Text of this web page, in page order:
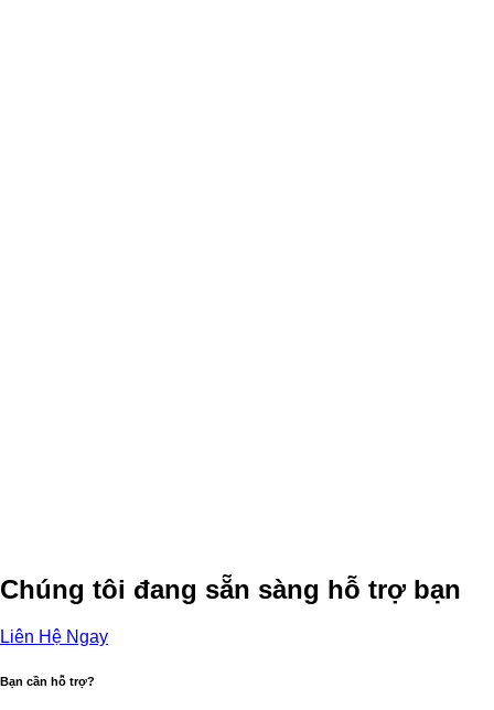
Chúng tôi đang sẵn sàng hỗ trợ bạn
Liên Hệ Ngay
Bạn cần hỗ trợ?